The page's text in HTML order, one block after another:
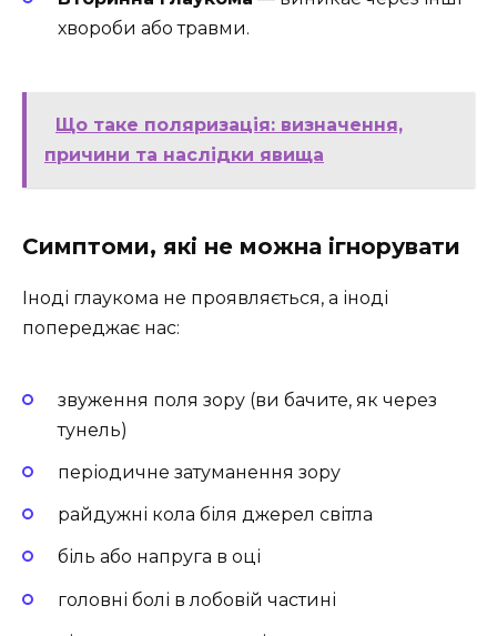
хвороби або травми.
Що таке поляризація: визначення,
причини та наслідки явища
Симптоми, які не можна ігнорувати
Іноді глаукома не проявляється, а іноді
попереджає нас:
звуження поля зору (ви бачите, як через
тунель)
періодичне затуманення зору
райдужні кола біля джерел світла
біль або напруга в оці
головні болі в лобовій частині